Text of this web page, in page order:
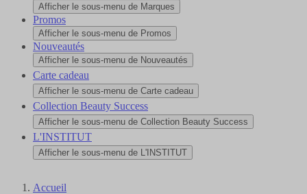
Afficher le sous-menu de Marques
Promos
Afficher le sous-menu de Promos
Nouveautés
Afficher le sous-menu de Nouveautés
Carte cadeau
Afficher le sous-menu de Carte cadeau
Collection Beauty Success
Afficher le sous-menu de Collection Beauty Success
L'INSTITUT
Afficher le sous-menu de L'INSTITUT
Accueil